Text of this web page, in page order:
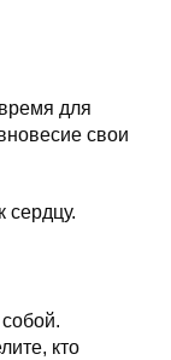
для
свои
сердцу.
кто